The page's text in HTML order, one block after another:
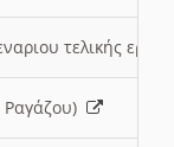
τελικής
Ραγάζου)